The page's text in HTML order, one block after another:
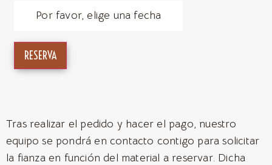
Por favor, elige una fecha
RESERVA
Tras realizar el pedido y hacer el pago, nuestro
equipo se pondrá en contacto contigo para solicitar
la fianza en función del material a reservar. Dicha